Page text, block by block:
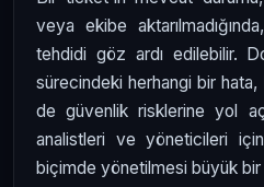
veya ekibe
tehdidi göz ardı edilebilir.
sürecindeki herhangi bir
de güvenlik risklerine yol
analistleri ve yöneticileri
biçimde yönetilmesi büyük bir